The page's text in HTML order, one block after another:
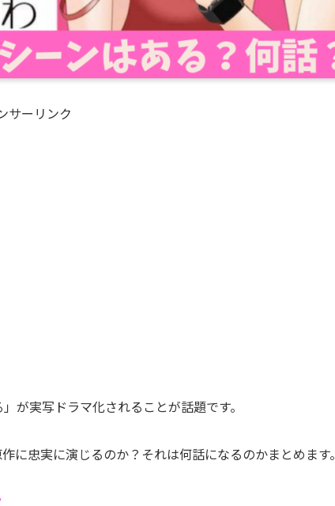
サーリンク
が実写ドラマ化されることが話題です。
に忠実に演じるのか？それは何話になるのかまとめます。